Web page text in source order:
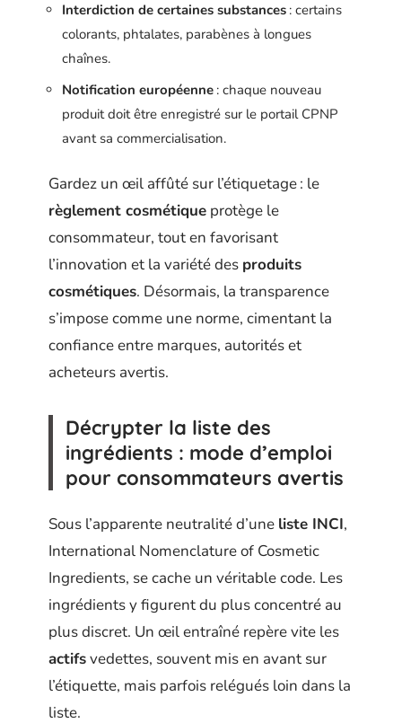
Interdiction de certaines substances : certains
colorants, phtalates, parabènes à longues
chaînes.
Notification européenne : chaque nouveau
produit doit être enregistré sur le portail CPNP
avant sa commercialisation.
Gardez un œil affûté sur l’étiquetage : le
règlement cosmétique protège le
consommateur, tout en favorisant
l’innovation et la variété des produits
cosmétiques. Désormais, la transparence
s’impose comme une norme, cimentant la
confiance entre marques, autorités et
acheteurs avertis.
Décrypter la liste des
ingrédients : mode d’emploi
pour consommateurs avertis
Sous l’apparente neutralité d’une liste INCI,
International Nomenclature of Cosmetic
Ingredients, se cache un véritable code. Les
ingrédients y figurent du plus concentré au
plus discret. Un œil entraîné repère vite les
actifsvedettes, souvent mis en avant sur
l’étiquette, mais parfois relégués loin dans la
liste.